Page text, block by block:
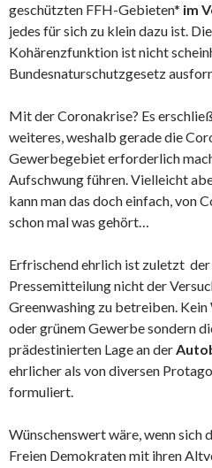
geschützten FFH-Gebieten* im
jedes für sich zu klein dazu ist.
Kohärenzfunktion ist nicht
Bundesnaturschutzgesetz
Mit der Coronakrise? Es
weiteres, weshalb gerade die
Gewerbegebiet erforderlich
Aufschwung führen. Vielleicht
kann man das doch einfach, von
schon mal was gehört…
Erfrischend ehrlich ist zuletzt der
Pressemitteilung nicht der
Greenwashing zu betreiben.
oder grünem Gewerbe sondern
prädestinierten Lage an der
ehrlicher als von diversen
formuliert.
Wünschenswert wäre, wenn sich
Freien Demokraten mit ihren